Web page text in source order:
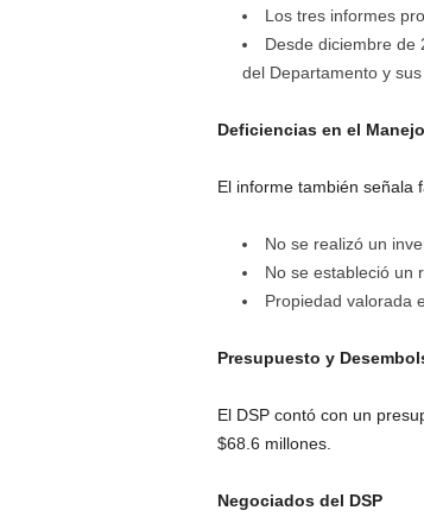
Los tres informes
Desde diciembre de
del Departamento y sus
Deficiencias en el
El informe también señala
No se realizó un
No se estableció un
Propiedad valorada
Presupuesto y
El DSP contó con un
$68.6 millones.
Negociados del DSP